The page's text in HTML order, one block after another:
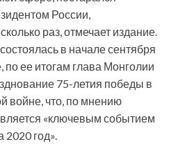
России,
раз, отмечает издание.
в начале сентября
по ее итогам глава Монголии
75-летия победы в
войне, что, по мнению
«ключевым событием
2020 год».